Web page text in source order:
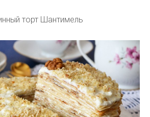
торт Шантимель